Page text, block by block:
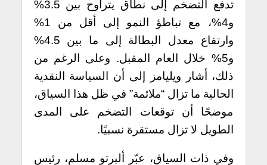
تدفع التضخم إلى نطاق يتراوح بين 3.5%
و4%، مع تباطؤ النمو إلى أقل من 1%
وارتفاع معدل البطالة إلى ما بين 4.5%
و5% خلال العام المقبل. وعلى الرغم من
ذلك، أشار ويليامز إلى أن السياسة النقدية
الحالية ما تزال “ملائمة” في ظل هذا السياق،
موضحًا أن توقعات التضخم على المدى
الطويل لا تزال مستقرة نسبيًا.
وفي ذات السياق، عبّر ألبرتو مسلم، رئيس